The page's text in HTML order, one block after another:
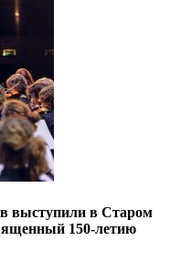
выступили в Старом
150-летию